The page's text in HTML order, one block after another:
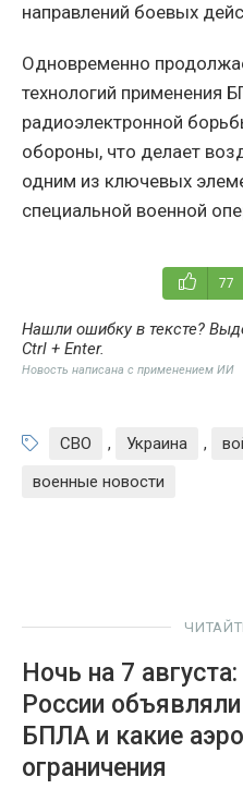
направлений боевых
Одновременно
технологий применения
радиоэлектронной
обороны, что делает
одним из ключевых
специальной военной
77
Нашли ошибку в тексте?
Ctrl + Enter.
Новость написана с применением ИИ
СВО , Украина ,
военные новости
Ночь на 7
России
БПЛА и какие
ограничения